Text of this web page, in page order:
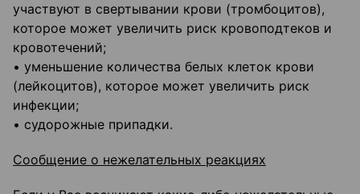
участвуют в свертывании крови (тромбоцитов),
которое может увеличить риск кровоподтеков и
кровотечений;
• уменьшение количества белых клеток крови
(лейкоцитов), которое может увеличить риск
инфекции;
• судорожные припадки.
Сообщение о нежелательных реакциях